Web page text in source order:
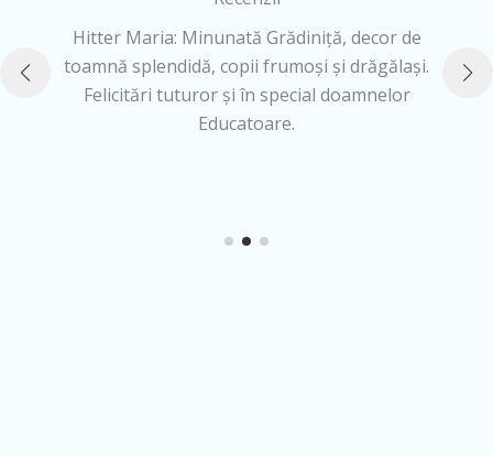
Hitter Maria: Minunată Grădiniță, decor de
toamnă splendidă, copii frumoși și drăgălași.
Felicitări tuturor și în special doamnelor
Educatoare.